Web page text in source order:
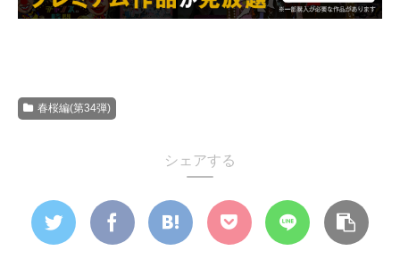
春桜編(第34弾)
シェアする